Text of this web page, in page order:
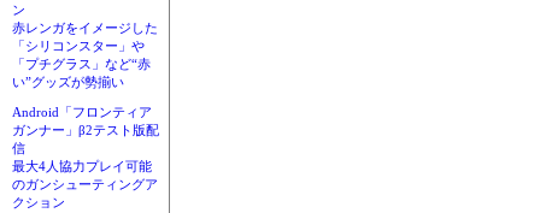
ン
赤レンガをイメージした
「シリコンスター」や
「プチグラス」など“赤
い”グッズが勢揃い
Android「フロンティア
ガンナー」β2テスト版配
信
最大4人協力プレイ可能
のガンシューティングア
クション